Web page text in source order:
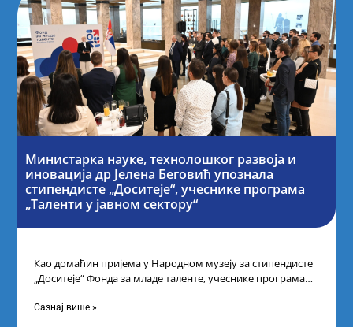
Министарка науке, технолошког развоја и
иновација др Јелена Беговић упознала
стипендисте „Доситеје“, учеснике програма
„Таленти у јавном сектору“
Као домаћин пријема у Народном музеју за стипендисте
„Доситеје“ Фонда за младе таленте, учеснике програма
Сазнај више »